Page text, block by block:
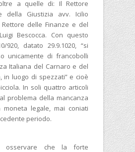
oltre a quelle di: Il Rettore
della Giustizia avv. Icilio
delle Finanze e del
Bescocca. Con questo
920, datato 29.9.1020, “si
unicamente di francobolli
Italiana del Carnaro e del
in luogo di spezzati” e cioè
In soli quattro articoli
problema della mancanza
moneta legale, mai coniati
periodo.
osservare che la forte